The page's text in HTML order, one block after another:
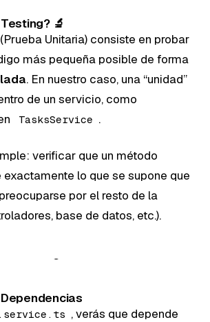
🔬
(Prueba Unitaria) consiste en probar
más pequeña posible de forma
. En nuestro caso, una “unidad”
de un servicio, como
TasksService .
verificar que un método
lo que se supone que
por el resto de la
base de datos, etc.).
, verás que depende